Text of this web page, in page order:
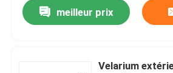
meilleur prix
Velarium